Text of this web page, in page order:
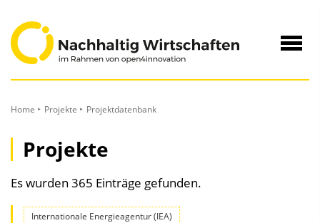
Inhalt
Home Projekte Projektdatenbank
Projekte
Es wurden 365 Einträge gefunden.
Internationale Energieagentur (IEA)